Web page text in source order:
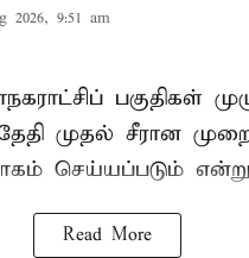
2026, 9:51 am
ப் பகுதிகள்
முதல் சீரான
செய்யப்படும்
Read More